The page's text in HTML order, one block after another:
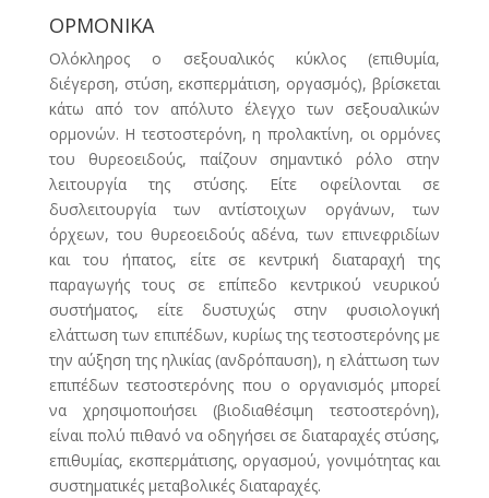
ΟΡΜΟΝΙΚΑ
Ολόκληρος ο σεξουαλικός κύκλος (επιθυμία,
διέγερση, στύση, εκσπερμάτιση, οργασμός), βρίσκεται
κάτω από τον απόλυτο έλεγχο των σεξουαλικών
ορμονών. Η τεστοστερόνη, η προλακτίνη, οι ορμόνες
του θυρεοειδούς, παίζουν σημαντικό ρόλο στην
λειτουργία της στύσης. Είτε οφείλονται σε
δυσλειτουργία των αντίστοιχων οργάνων, των
όρχεων, του θυρεοειδούς αδένα, των επινεφριδίων
και του ήπατος, είτε σε κεντρική διαταραχή της
παραγωγής τους σε επίπεδο κεντρικού νευρικού
συστήματος, είτε δυστυχώς στην φυσιολογική
ελάττωση των επιπέδων, κυρίως της τεστοστερόνης με
την αύξηση της ηλικίας (ανδρόπαυση), η ελάττωση των
επιπέδων τεστοστερόνης που ο οργανισμός μπορεί
να χρησιμοποιήσει (βιοδιαθέσιμη τεστοστερόνη),
είναι πολύ πιθανό να οδηγήσει σε διαταραχές στύσης,
επιθυμίας, εκσπερμάτισης, οργασμού, γονιμότητας και
συστηματικές μεταβολικές διαταραχές.